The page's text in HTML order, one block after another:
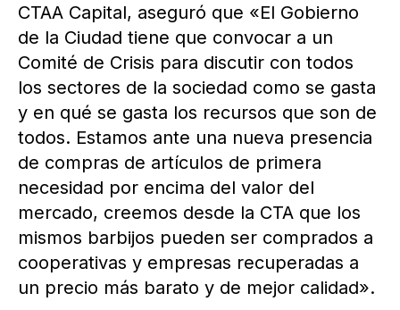
CTAA Capital, aseguró que «El Gobierno
de la Ciudad tiene que convocar a un
Comité de Crisis para discutir con todos
los sectores de la sociedad como se gasta
y en qué se gasta los recursos que son de
todos. Estamos ante una nueva presencia
de compras de artículos de primera
necesidad por encima del valor del
mercado, creemos desde la CTA que los
mismos barbijos pueden ser comprados a
cooperativas y empresas recuperadas a
un precio más barato y de mejor calidad».